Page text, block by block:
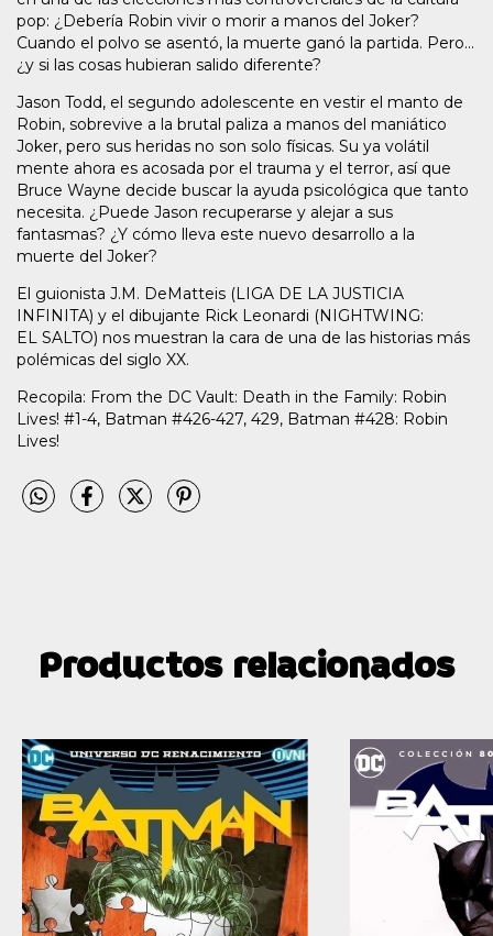
pop: ¿Debería Robin vivir o morir a manos del Joker?
Cuando el polvo se asentó, la muerte ganó la partida. Pero...
¿y si las cosas hubieran salido diferente?
Jason Todd, el segundo adolescente en vestir el manto de
Robin, sobrevive a la brutal paliza a manos del maniático
Joker, pero sus heridas no son solo físicas. Su ya volátil
mente ahora es acosada por el trauma y el terror, así que
Bruce Wayne decide buscar la ayuda psicológica que tanto
necesita. ¿Puede Jason recuperarse y alejar a sus
fantasmas? ¿Y cómo lleva este nuevo desarrollo a la
muerte del Joker?
El guionista J.M. DeMatteis (LIGA DE LA JUSTICIA
INFINITA) y el dibujante Rick Leonardi (NIGHTWING:
EL SALTO) nos muestran la cara de una de las historias más
polémicas del siglo XX.
Recopila: From the DC Vault: Death in the Family: Robin
Lives! #1-4, Batman #426-427, 429, Batman #428: Robin
Lives!
Productos relacionados